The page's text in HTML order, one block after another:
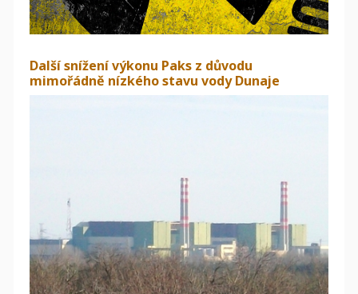
Další snížení výkonu Paks z důvodu
mimořádně nízkého stavu vody Dunaje